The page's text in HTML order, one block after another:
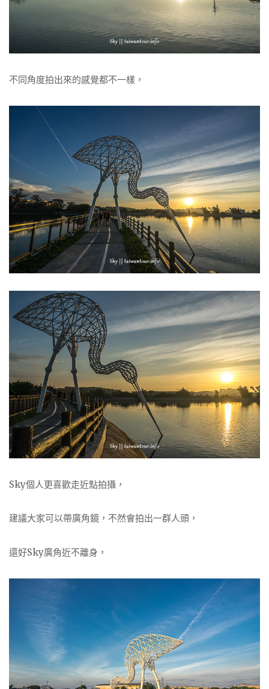
不同角度拍出來的感覺都不一樣，
Sky個人更喜歡走近點拍攝，
建議大家可以帶廣角鏡，不然會拍出一群人頭，
還好Sky廣角近不離身，